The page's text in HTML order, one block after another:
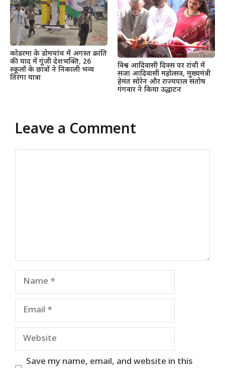
कोडरमा के डोमचांच में अगस्त क्रांति
की याद में गूंजी देशभक्ति, 26
स्कूलों के छात्रों ने निकाली भव्य
तिरंगा यात्रा
विश्व आदिवासी दिवस पर रांची में
सजा आदिवासी महोत्सव, मुख्यमंत्री
हेमंत सोरेन और राज्यपाल संतोष
गंगवार ने किया उद्धाटन
Leave a Comment
Name
Email
Website
Save my name, email, and website in this